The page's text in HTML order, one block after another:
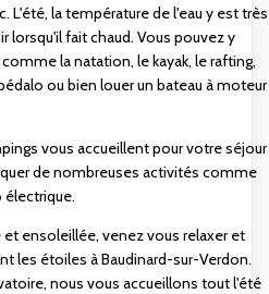
L'été, la température de l'eau y est très
lorsqu'il fait chaud. Vous pouvez y
la natation, le kayak, le rafting,
ou bien louer un bateau à moteur
vous accueillent pour votre séjour
de nombreuses activités comme
électrique.
ensoleillée, venez vous relaxer et
les étoiles à Baudinard-sur-Verdon.
nous vous accueillons tout l'été